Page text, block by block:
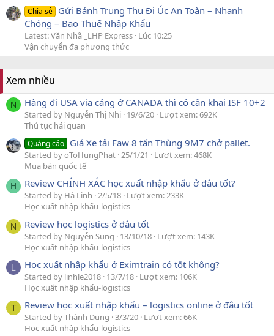
Chia sẻ Gửi Bánh Trung Thu Đi Úc An Toàn – Nhanh
Chóng – Bao Thuế Nhập Khẩu
Latest: Văn Nhã _LHP Express Lúc 10:25
Vận chuyển đa phương thức
Xem nhiều
N Hàng đi USA via cảng ở CANADA thì có cần khai ISF 10+2
Started by Nguyễn Thị Nhi 19/6/20 Lượt xem: 692K
Thủ tục hải quan
Quảng cáo Giá Xe tải Faw 8 tấn Thùng 9M7 chở pallet.
Started by oToHungPhat 25/1/21
Lượt xem: 468K
Mua bán quốc tế
H Review CHÍNH XÁC học xuất nhập khẩu ở đâu tốt?
Started by Hà Linh 2/5/18 Lượt xem: 233K
Học xuất nhập khẩu-logistics
N Review học logistics ở đâu tốt
Started by Nguyễn Sung 13/10/18 Lượt xem: 143K
Học xuất nhập khẩu-logistics
L Học xuất nhập khẩu ở Eximtrain có tốt không?
Started by linhle2018 13/7/18 Lượt xem: 106K
Học xuất nhập khẩu-logistics
T Review học xuất nhập khẩu – logistics online ở đâu tốt
Started by Thành Dung 3/3/20 Lượt xem: 66K
Học xuất nhập khẩu-logistics